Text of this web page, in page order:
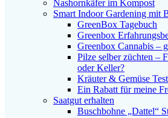
Nashornkäfer im Kompost
Smart Indoor Gardening mit
GreenBox Tagebuch
Greenbox
Greenbox Cannabis –
Pilze selber züchten –
oder Keller?
Kräuter & Gemüse Test
Ein Rabatt für meine
Saatgut erhalten
Buschbohne „Dattel“